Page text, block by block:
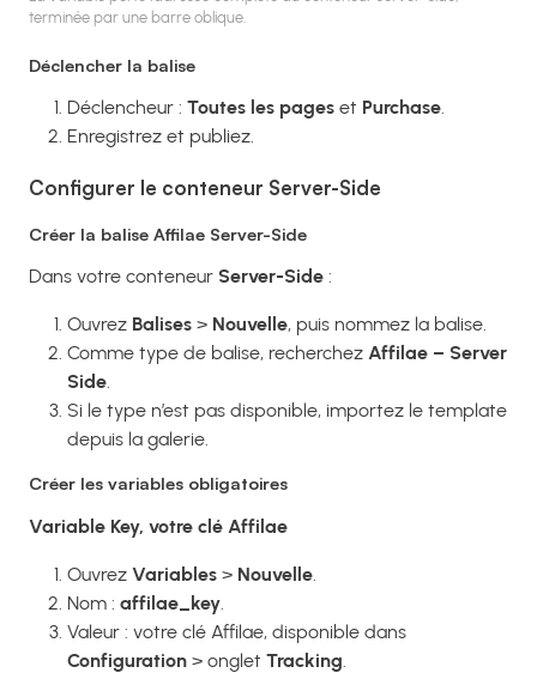
terminée par une barre oblique.
Déclencher la balise
Déclencheur : Toutes les pages et Purchase.
Enregistrez et publiez.
Configurer le conteneur Server-Side
Créer la balise Affilae Server-Side
Dans votre conteneur Server-Side :
Ouvrez Balises > Nouvelle, puis nommez la balise.
Comme type de balise, recherchez Affilae – Server
Side.
Si le type n’est pas disponible, importez le template
depuis la galerie.
Créer les variables obligatoires
Variable Key, votre clé Affilae
Ouvrez Variables > Nouvelle.
Nom : affilae_key.
Valeur : votre clé Affilae, disponible dans
Configuration > onglet Tracking.